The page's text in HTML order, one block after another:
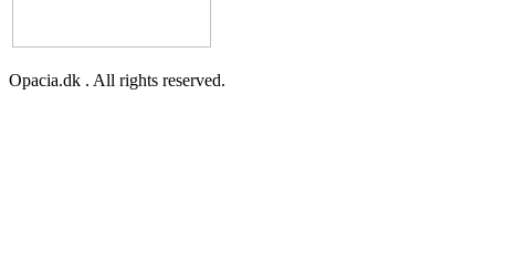
Opacia.dk . All rights reserved.